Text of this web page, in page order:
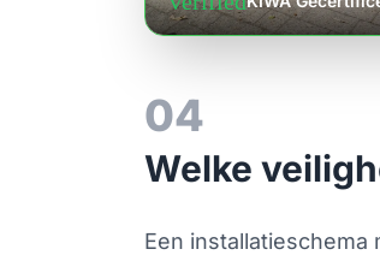
04
Welke
Een